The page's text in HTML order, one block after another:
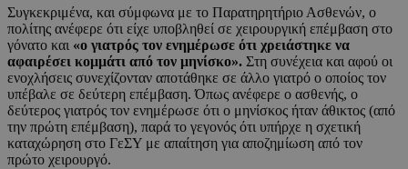
Συγκεκριμένα, και σύμφωνα με το Παρατηρητήριο Ασθενών, ο
πολίτης ανέφερε ότι είχε υποβληθεί σε χειρουργική επέμβαση στο
γόνατο και «ο γιατρός τον ενημέρωσε ότι χρειάστηκε να
αφαιρέσει κομμάτι από τον μηνίσκο». Στη συνέχεια και αφού οι
ενοχλήσεις συνεχίζονταν αποτάθηκε σε άλλο γιατρό ο οποίος τον
υπέβαλε σε δεύτερη επέμβαση. Όπως ανέφερε ο ασθενής, ο
δεύτερος γιατρός τον ενημέρωσε ότι ο μηνίσκος ήταν άθικτος (από
την πρώτη επέμβαση), παρά το γεγονός ότι υπήρχε η σχετική
καταχώρηση στο ΓεΣΥ με απαίτηση για αποζημίωση από τον
πρώτο χειρουργό.